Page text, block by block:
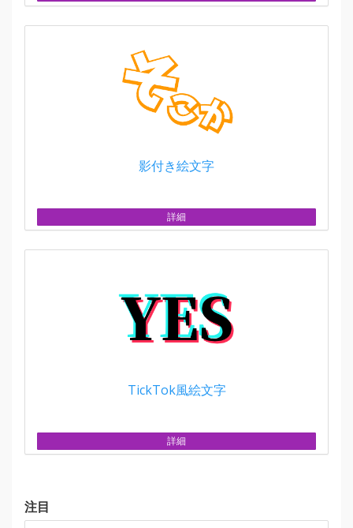
影付き絵文字
詳細
TickTok風絵文字
詳細
注目